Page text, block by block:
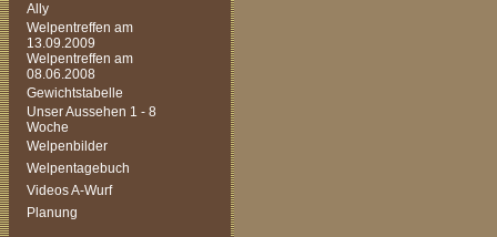
Ally
Welpentreffen am
13.09.2009
Welpentreffen am
08.06.2008
Gewichtstabelle
Unser Aussehen 1 - 8
Woche
Welpenbilder
Welpentagebuch
Videos A-Wurf
Planung